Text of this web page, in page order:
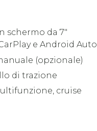
da 7″
e Android Auto
(opzionale)
di trazione
cruise